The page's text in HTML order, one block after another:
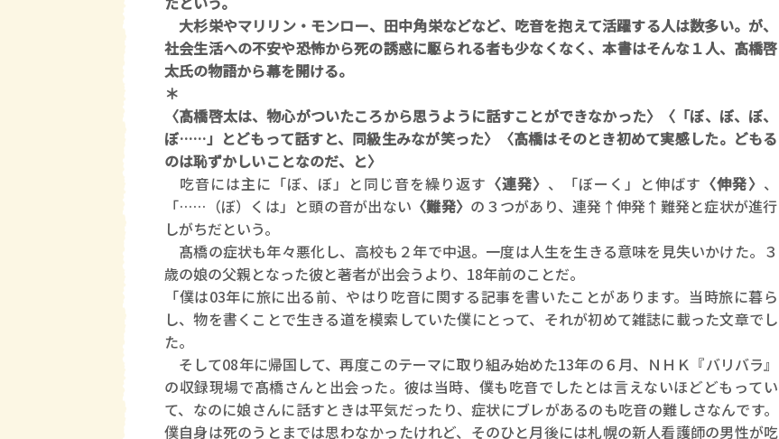
大杉栄やマリリン・モンロー、田中角栄などなど、吃音を抱えて活躍する人は数多い。が、
社会生活への不安や恐怖から死の誘惑に駆られる者も少なくなく、本書はそんな１人、髙橋啓
太氏の物語から幕を開ける。
＊
〈髙橋啓太は、物心がついたころから思うように話すことができなかった〉〈「ぼ、ぼ、ぼ、
ぼ……」とどもって話すと、同級生みなが笑った〉〈髙橋はそのとき初めて実感した。どもる
のは恥ずかしいことなのだ、と〉
吃音には主に「ぼ、ぼ」と同じ音を繰り返す 〈連発〉 、「ぼーく」と伸ばす 〈伸発〉 、
「……（ぼ）くは」と頭の音が出ない 〈難発〉 の３つがあり、連発↑伸発↑難発と症状が進行
しがちだという。
髙橋の症状も年々悪化し、高校も２年で中退。一度は人生を生きる意味を見失いかけた。３
歳の娘の父親となった彼と著者が出会うより、18年前のことだ。
「僕は03年に旅に出る前、やはり吃音に関する記事を書いたことがあります。当時旅に暮ら
し、物を書くことで生きる道を模索していた僕にとって、それが初めて雑誌に載った文章でし
た。
そして08年に帰国して、再度このテーマに取り組み始めた13年の６月、ＮＨＫ『バリバラ』
の収録現場で髙橋さんと出会った。彼は当時、僕も吃音でしたとは言えないほどどもってい
て、なのに娘さんに話すときは平気だったり、症状にブレがあるのも吃音の難しさなんです。
僕自身は死のうとまでは思わなかったけれど、そのひと月後には札幌の新人看護師の男性が吃